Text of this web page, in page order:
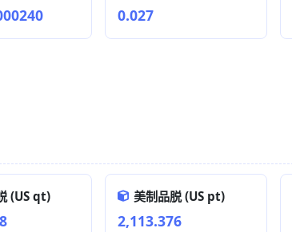
0.027
(US qt) 美制品脱 (US pt)
2,113.376